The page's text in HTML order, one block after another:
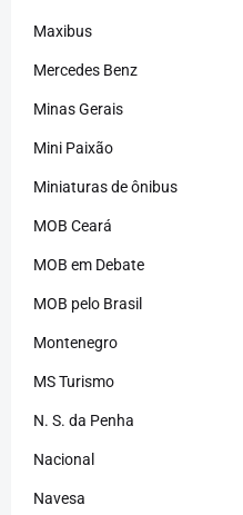
Maxibus
Mercedes Benz
Minas Gerais
Mini Paixão
Miniaturas de ônibus
MOB Ceará
MOB em Debate
MOB pelo Brasil
Montenegro
MS Turismo
N. S. da Penha
Nacional
Navesa